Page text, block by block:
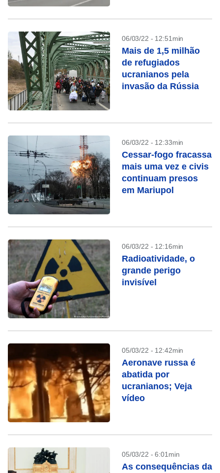
06/03/22 - 12:51min
Mais de 1,5 milhão
de refugiados
ucranianos pela
invasão da Rússia
06/03/22 - 12:33min
Cessar-fogo fracassa
mais uma vez e civis
continuam presos
em Mariupol
06/03/22 - 12:16min
Radioatividade, o
grande perigo
invisível
05/03/22 - 12:42min
Aeronave russa é
abatida por
ucranianos; Veja
vídeo
05/03/22 - 6:01min
As consequências da